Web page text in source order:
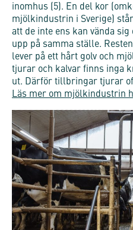
inomhus (5). En del kor
mjölkindustrin i Sverige)
att de inte ens kan vända
upp på samma ställe.
lever på ett hårt golv och
tjurar och kalvar finns inga
ut. Därför tillbringar tjurar
Läs mer om mjölkindustrin